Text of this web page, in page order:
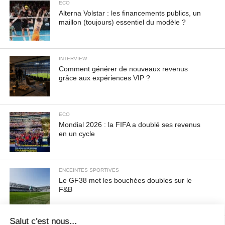
ECO
Alterna Volstar : les financements publics, un
maillon (toujours) essentiel du modèle ?
INTERVIEW
Comment générer de nouveaux revenus
grâce aux expériences VIP ?
ECO
Mondial 2026 : la FIFA a doublé ses revenus
en un cycle
ENCEINTES SPORTIVES
Le GF38 met les bouchées doubles sur le
F&B